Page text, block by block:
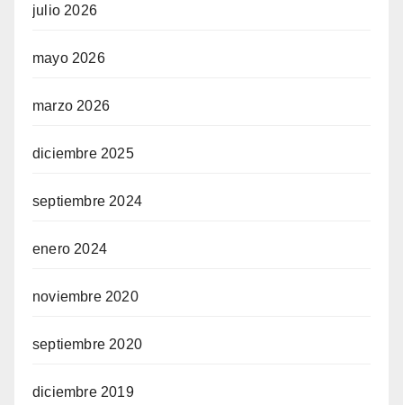
julio 2026
mayo 2026
marzo 2026
diciembre 2025
septiembre 2024
enero 2024
noviembre 2020
septiembre 2020
diciembre 2019